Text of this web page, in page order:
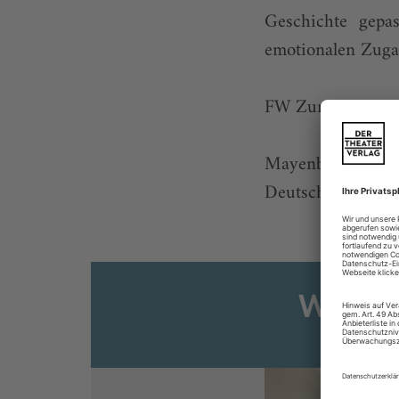
Geschichte
emotionalen
FW Zum
Mayenburg
Deutscher Herbst
Sie